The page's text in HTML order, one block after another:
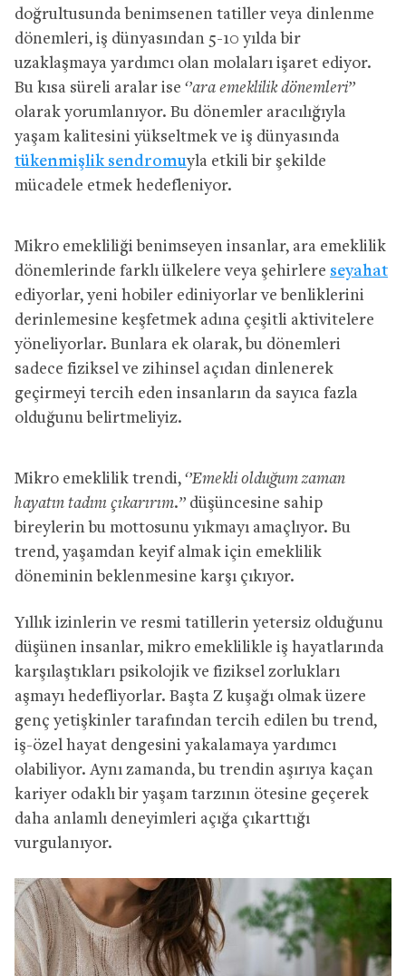
doğrultusunda benimsenen tatiller veya dinlenme
dönemleri, iş dünyasından 5-10 yılda bir
uzaklaşmaya yardımcı olan molaları işaret ediyor.
Bu kısa süreli aralar ise ‘’ara emeklilik dönemleri’’
olarak yorumlanıyor. Bu dönemler aracılığıyla
yaşam kalitesini yükseltmek ve iş dünyasında
tükenmişlik sendromuyla etkili bir şekilde
mücadele etmek hedefleniyor.
Mikro emekliliği benimseyen insanlar, ara emeklilik
dönemlerinde farklı ülkelere veya şehirlere seyahat
ediyorlar, yeni hobiler ediniyorlar ve benliklerini
derinlemesine keşfetmek adına çeşitli aktivitelere
yöneliyorlar. Bunlara ek olarak, bu dönemleri
sadece fiziksel ve zihinsel açıdan dinlenerek
geçirmeyi tercih eden insanların da sayıca fazla
olduğunu belirtmeliyiz.
Mikro emeklilik trendi, ‘’Emekli olduğum zaman
hayatın tadını çıkarırım.’’ düşüncesine sahip
bireylerin bu mottosunu yıkmayı amaçlıyor. Bu
trend, yaşamdan keyif almak için emeklilik
döneminin beklenmesine karşı çıkıyor.
Yıllık izinlerin ve resmi tatillerin yetersiz olduğunu
düşünen insanlar, mikro emeklilikle iş hayatlarında
karşılaştıkları psikolojik ve fiziksel zorlukları
aşmayı hedefliyorlar. Başta Z kuşağı olmak üzere
genç yetişkinler tarafından tercih edilen bu trend,
iş-özel hayat dengesini yakalamaya yardımcı
olabiliyor. Aynı zamanda, bu trendin aşırıya kaçan
kariyer odaklı bir yaşam tarzının ötesine geçerek
daha anlamlı deneyimleri açığa çıkarttığı
vurgulanıyor.